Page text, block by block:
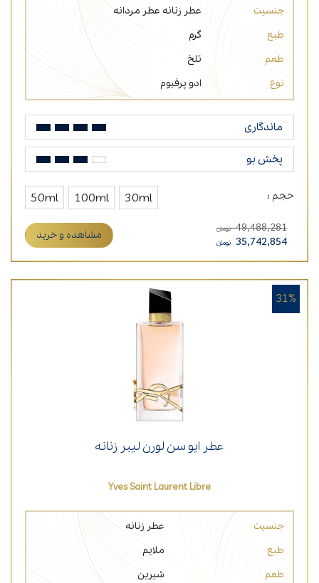
جنسیت عطر زنانه عطر مردانه
طبع
گرم
طعم
تلخ
نوع
ادو پرفیوم
ماندگاری
پخش بو
حجم : 30ml
100ml
50ml
49,488,281 تومان
35,742,854 تومان
مشاهده و خرید
عطر ایو سن لورن لیبر زنانه
Yves Saint Laurent Libre
جنسیت
عطر زنانه
طبع
ملایم
طعم
شیرین
31%